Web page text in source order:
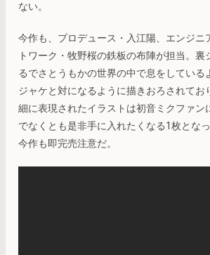
ない。
今作も、プロデュース・入江陽、エンジニ
トワーク・牧野桜の鉄板の布陣が担当。裏
るでさとうもかの世界の中で息をしている
ジャケと対になるように描きおろされてお
細に表現されたイラストは初音ミクファン
でなくとも是非手に入れたくなる1枚となっ
今作も即完売注意だ。